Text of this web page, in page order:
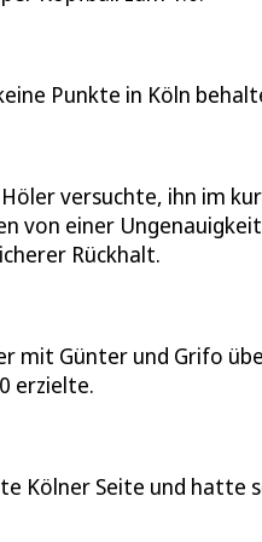
Punkte in Köln
versuchte, ihn im
von einer
Rückhalt.
mit Günter und Grifo
erzielte.
Kölner Seite und hatte